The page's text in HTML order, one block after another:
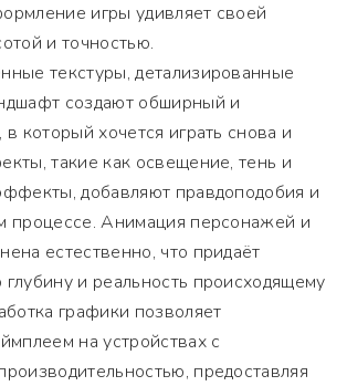
игры удивляет своей
и точностью.
текстуры, детализированные
создают обширный и
который хочется играть снова и
такие как освещение, тень и
добавляют правдоподобия и
процессе. Анимация персонажей и
естественно, что придаёт
и реальность происходящему
графики позволяет
на устройствах с
предоставляя